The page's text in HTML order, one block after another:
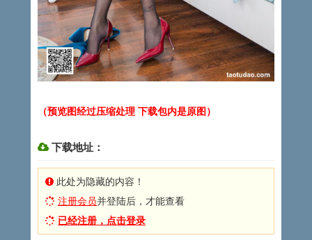
（预览图经过压缩处理 下载包内是原图）
下载地址：
此处为隐藏的内容！
注册会员并登陆后，才能查看
已经注册，点击登录